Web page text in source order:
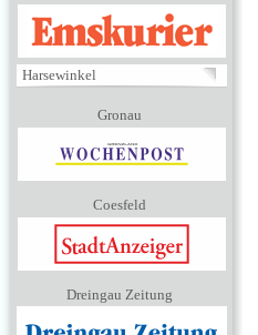
EMSKURIER
Harsewinkel
Gronau
Coesfeld
Dreingau Zeitung